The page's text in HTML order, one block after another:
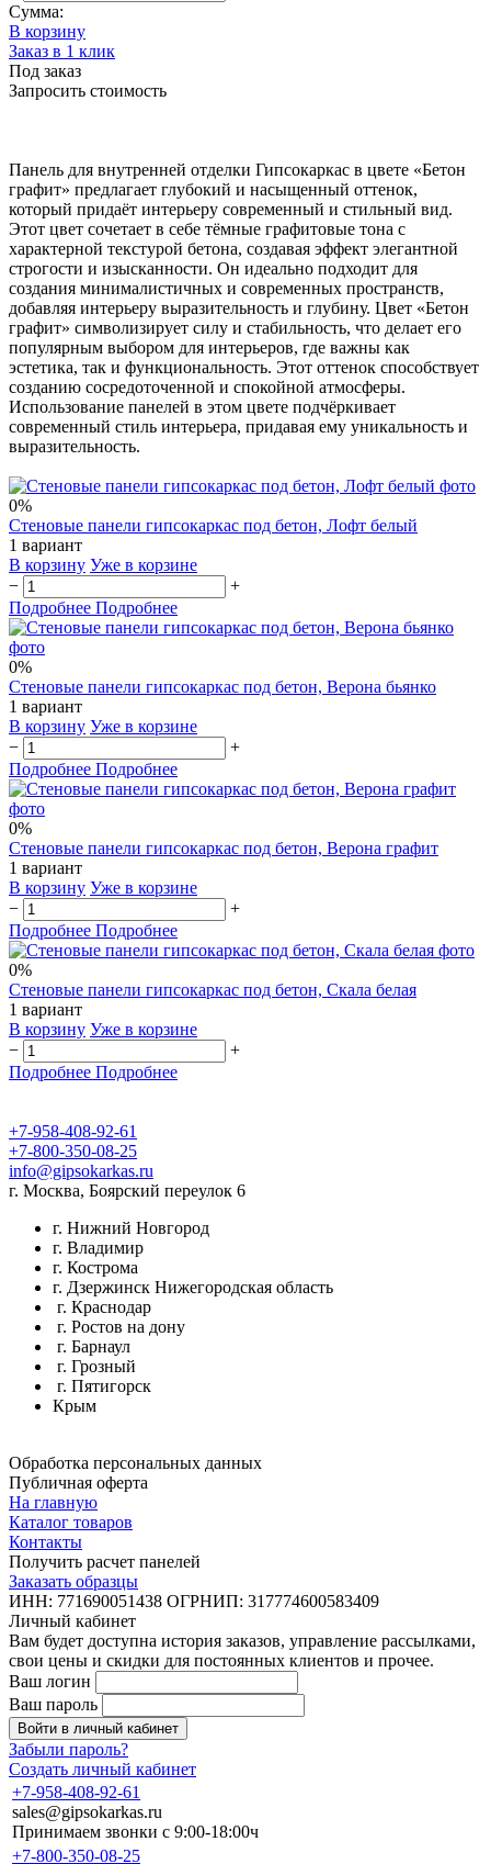
Сумма:
В корзину
Заказ в 1 клик
Под заказ
Запросить стоимость
Панель для внутренней отделки Гипсокаркас в цвете «Бетон
графит» предлагает глубокий и насыщенный оттенок,
который придаёт интерьеру современный и стильный вид.
Этот цвет сочетает в себе тёмные графитовые тона с
характерной текстурой бетона, создавая эффект элегантной
строгости и изысканности. Он идеально подходит для
создания минималистичных и современных пространств,
добавляя интерьеру выразительность и глубину. Цвет «Бетон
графит» символизирует силу и стабильность, что делает его
популярным выбором для интерьеров, где важны как
эстетика, так и функциональность. Этот оттенок способствует
созданию сосредоточенной и спокойной атмосферы.
Использование панелей в этом цвете подчёркивает
современный стиль интерьера, придавая ему уникальность и
выразительность.
0%
Стеновые панели гипсокаркас под бетон, Лофт белый
1 вариант
В корзину Уже в корзине
−
+
Подробнее Подробнее
0%
Стеновые панели гипсокаркас под бетон, Верона бьянко
1 вариант
В корзину Уже в корзине
−
+
Подробнее Подробнее
0%
Стеновые панели гипсокаркас под бетон, Верона графит
1 вариант
В корзину Уже в корзине
−
+
Подробнее Подробнее
0%
Стеновые панели гипсокаркас под бетон, Скала белая
1 вариант
В корзину Уже в корзине
−
+
Подробнее Подробнее
+7-958-408-92-61
+7-800-350-08-25
info@gipsokarkas.ru
г. Москва, Боярский переулок 6
г. Нижний Новгород
г. Владимир
г. Кострома
г. Дзержинск Нижегородская область
г. Краснодар
г. Ростов на дону
г. Барнаул
г. Грозный
г. Пятигорск
Крым
Обработка персональных данных
Публичная оферта
На главную
Каталог товаров
Контакты
Получить расчет панелей
Заказать образцы
ИНН: 771690051438 ОГРНИП: 317774600583409
Личный кабинет
Вам будет доступна история заказов, управление рассылками,
свои цены и скидки для постоянных клиентов и прочее.
Ваш логин
Ваш пароль
Войти в личный кабинет
Забыли пароль?
Создать личный кабинет
+7-958-408-92-61
sales@gipsokarkas.ru
Принимаем звонки с 9:00-18:00ч
+7-800-350-08-25